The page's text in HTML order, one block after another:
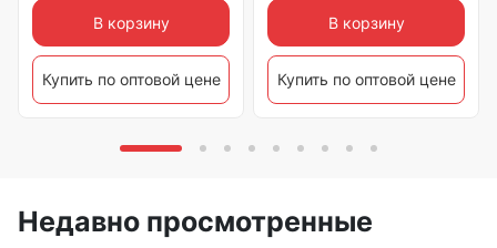
В корзину
Купить по оптовой цене
В корзину
Купить по оптовой цене
Недавно просмотренные